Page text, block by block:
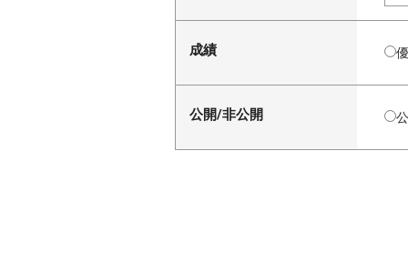
成績
公開/非公開